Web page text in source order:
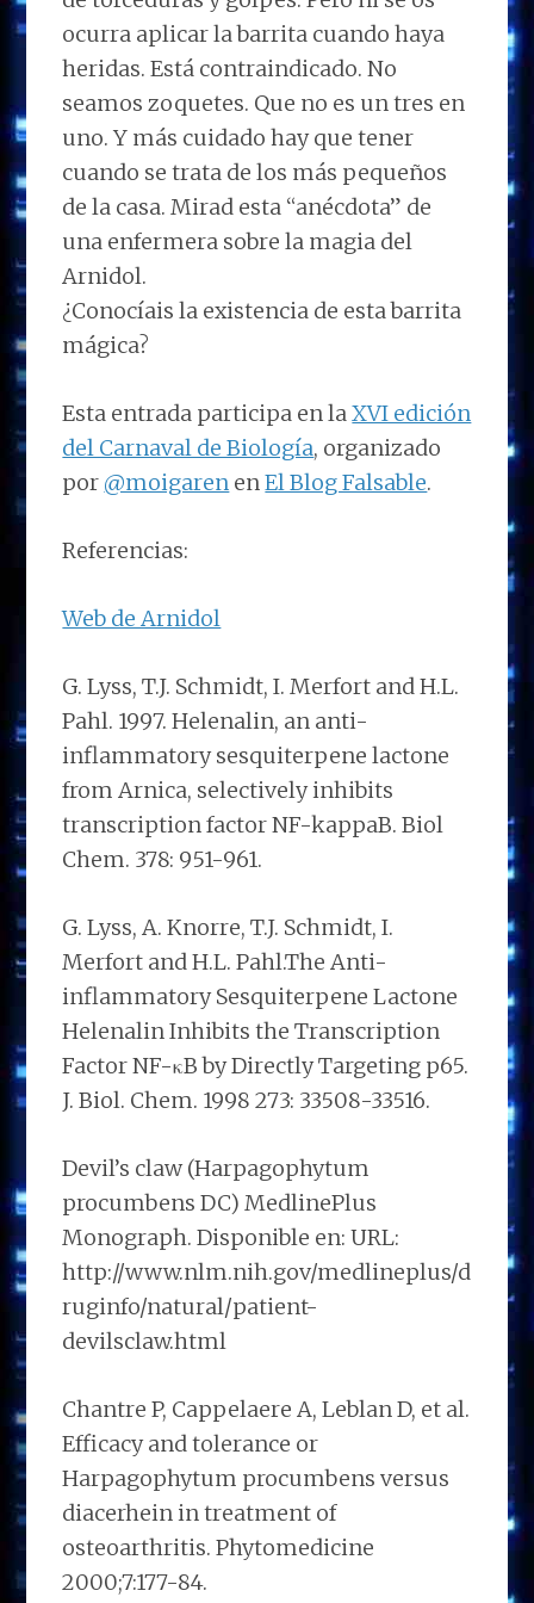
ocurra aplicar la barrita cuando haya
heridas. Está contraindicado. No
seamos zoquetes. Que no es un tres en
uno. Y más cuidado hay que tener
cuando se trata de los más pequeños
de la casa. Mirad esta “anécdota” de
una enfermera sobre la magia del
Arnidol.
¿Conocíais la existencia de esta barrita
mágica?
Esta entrada participa en laXVI edición
del Carnaval de Biología, organizado
por @moigaren enEl Blog Falsable.
Referencias:
Web de Arnidol
G. Lyss, T.J. Schmidt, I. Merfort and H.L.
Pahl. 1997. Helenalin, an anti-
inflammatory sesquiterpene lactone
from Arnica, selectively inhibits
transcription factor NF-kappaB. Biol
Chem. 378: 951-961.
G. Lyss, A. Knorre, T.J. Schmidt, I.
Merfort and H.L. Pahl.The Anti-
inflammatory Sesquiterpene Lactone
Helenalin Inhibits the Transcription
Factor NF-κB by Directly Targeting p65.
J. Biol. Chem. 1998 273: 33508-33516.
Devil’s claw (Harpagophytum
procumbens DC) MedlinePlus
Monograph. Disponible en: URL:
http://www.nlm.nih.gov/medlineplus/d
ruginfo/natural/patient-
devilsclaw.html
Chantre P, Cappelaere A, Leblan D, et al.
Efficacy and tolerance or
Harpagophytum procumbens versus
diacerhein in treatment of
osteoarthritis. Phytomedicine
2000;7:177-84.